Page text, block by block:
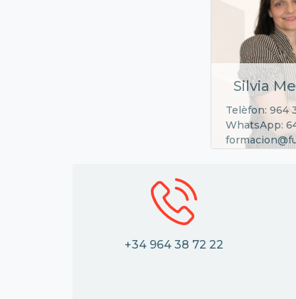
Silvia
Telèfon: 964
WhatsApp:
+34 964 38 72 22